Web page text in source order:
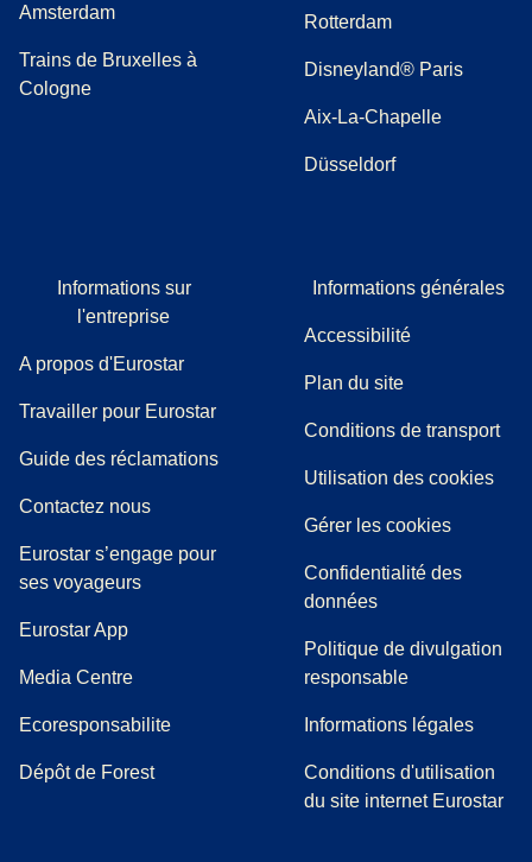
Amsterdam
Trains de Bruxelles à
Cologne
Rotterdam
Disneyland® Paris
Aix-La-Chapelle
Düsseldorf
Informations sur
l'entreprise
A propos d'Eurostar
Travailler pour Eurostar
Guide des réclamations((
Contactez nous
Eurostar s’engage pour
ses voyageurs
Eurostar App
Media Centre( Ouvre un nouvel onglet)
Ecoresponsabilite
Dépôt de Forest
Informations générales
Accessibilité
Plan du site
Conditions de transport
Utilisation des cookies
Gérer les cookies
Confidentialité des
données
Politique de divulgation
responsable
Informations légales
Conditions d'utilisation
du site internet Eurostar